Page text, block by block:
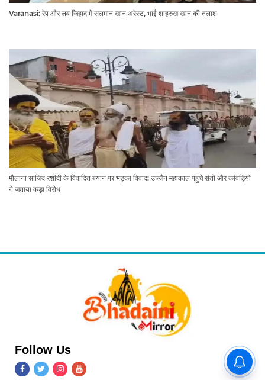
Varanasi: रेप और लव जिहाद में सलमान खान अरेस्ट, भाई शाहरुख खान की तलाश
मौलाना साजिद रशीदी के विवादित बयान पर भड़का विवाद: उज्जैन महाकाल पहुंचे संतों और कांवड़ियों
ने जताया कड़ा विरोध
Follow Us